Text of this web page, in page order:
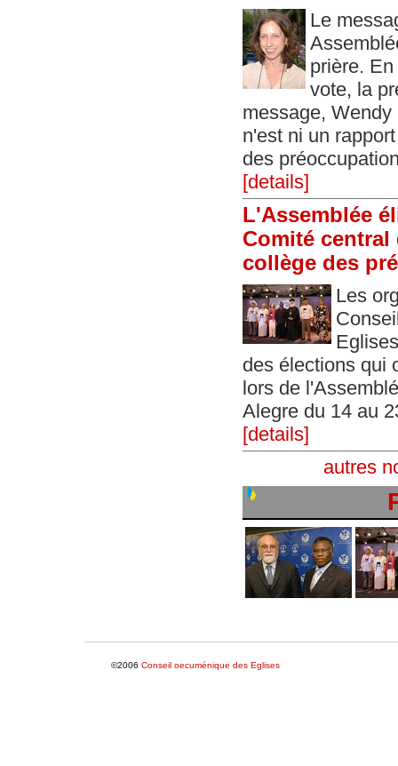
Le
prière.
vote, la
message,
n'est ni un
des
[details]
L'Assemblée
Comité central
collège des
Les
des élections qui
lors de
Alegre du 14 au
[details]
autres
©2006 Conseil oecuménique des Eglises